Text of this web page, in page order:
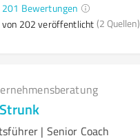
201 Bewertungen
von 202 veröffentlicht (2 Quellen)
| Senior Coach